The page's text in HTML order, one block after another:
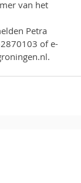
van het
Petra
of e-